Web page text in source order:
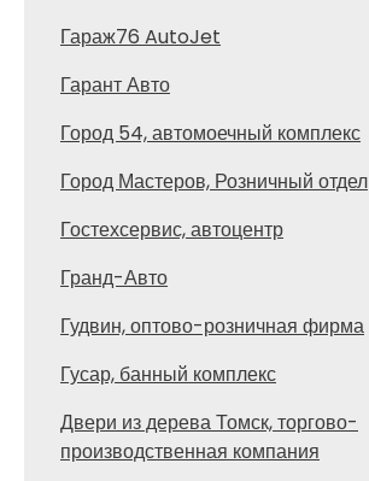
Гараж76 AutoJet
Гарант Авто
Город 54, автомоечный комплекс
Город Мастеров, Розничный отдел
Гостехсервис, автоцентр
Гранд-Авто
Гудвин, оптово-розничная фирма
Гусар, банный комплекс
Двери из дерева Томск, торгово-
производственная компания